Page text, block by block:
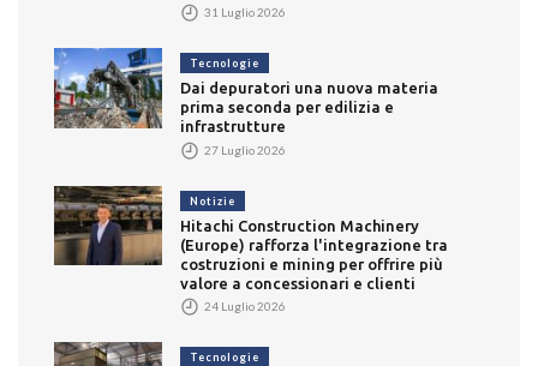
31 Luglio 2026
Tecnologie
Dai depuratori una nuova materia
prima seconda per edilizia e
infrastrutture
27 Luglio 2026
Notizie
Hitachi Construction Machinery
(Europe) rafforza l'integrazione tra
costruzioni e mining per offrire più
valore a concessionari e clienti
24 Luglio 2026
Tecnologie